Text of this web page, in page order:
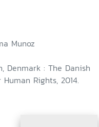
to Business
Rights Framworks
Munoz
Denmark : The Danish
Rights, 2014.